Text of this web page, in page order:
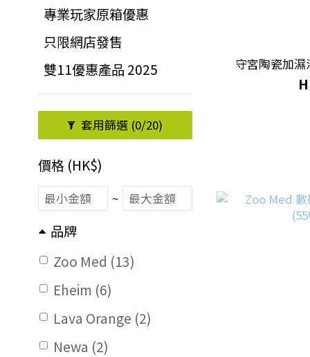
專業玩家原箱優惠
只限網店發售
雙11優惠產品 2025
套用篩選 (0/20)
價格 (HK$)
~
品牌
Zoo Med (13)
Eheim (6)
Lava Orange (2)
Newa (2)